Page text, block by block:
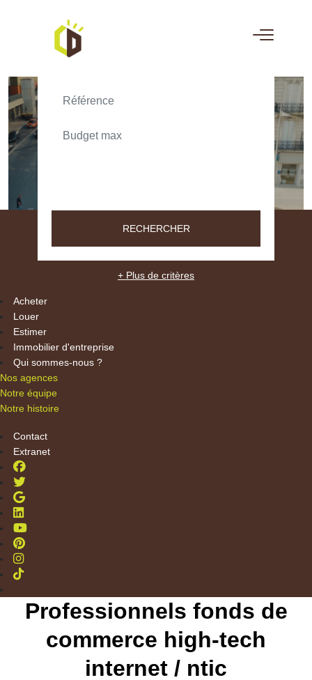
TEXT_SEARCH_SELECTIONNEZ
RECHERCHER
+ Plus de critères
Acheter
Louer
Estimer
Immobilier d'entreprise
Qui sommes-nous ?
Nos agences
Notre équipe
Notre histoire
Contact
Extranet
Professionnels fonds de
commerce high-tech
internet / ntic